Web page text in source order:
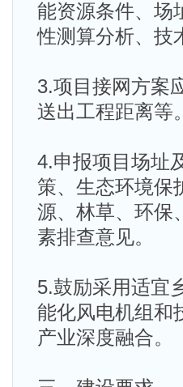
能资源条件、场
性测算分析、技
3.项目接网方案
送出工程距离等。
4.申报项目场址
策、生态环境保
源、林草、环保
素排查意见。
5.鼓励采用适宜
能化风电机组和
产业深度融合。